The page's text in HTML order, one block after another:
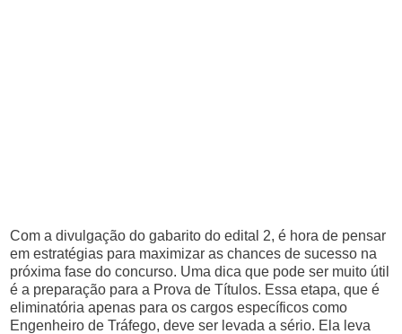
Com a divulgação do gabarito do edital 2, é hora de pensar
em estratégias para maximizar as chances de sucesso na
próxima fase do concurso. Uma dica que pode ser muito útil
é a preparação para a Prova de Títulos. Essa etapa, que é
eliminatória apenas para os cargos específicos como
Engenheiro de Tráfego, deve ser levada a sério. Ela leva